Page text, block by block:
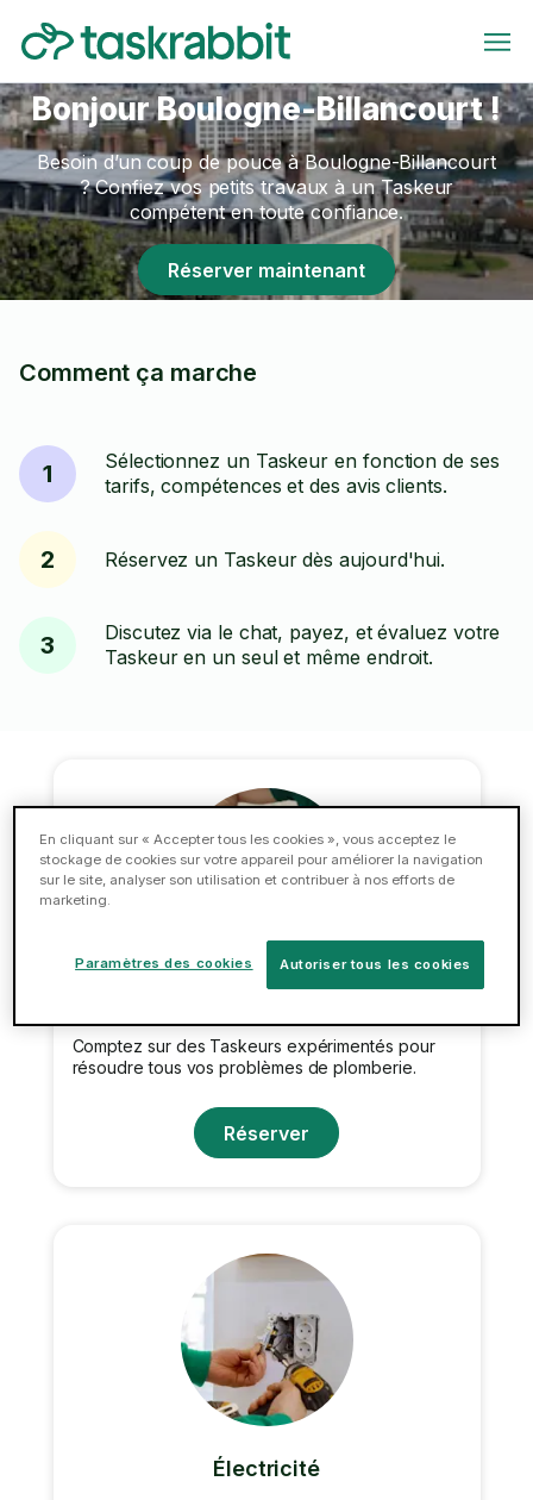
Bonjour Boulogne-Billancourt !
Besoin d’un coup de pouce à Boulogne-Billancourt
? Confiez vos petits travaux à un Taskeur
compétent en toute confiance.
Réserver maintenant
Comment ça marche
1
Sélectionnez un Taskeur en fonction de ses
tarifs, compétences et des avis clients.
2 Réservez un Taskeur dès aujourd'hui.
3
Discutez via le chat, payez, et évaluez votre
Taskeur en un seul et même endroit.
Comptez sur des Taskeurs expérimentés pour
résoudre tous vos problèmes de plomberie.
Réserver
Électricité
En cliquant sur « Accepter tous les cookies », vous acceptez le
stockage de cookies sur votre appareil pour améliorer la navigation
sur le site, analyser son utilisation et contribuer à nos efforts de
marketing.
Autoriser tous les cookies
Paramètres des cookies